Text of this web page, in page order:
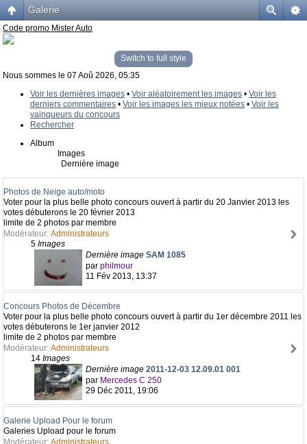
Galerie
Code promo Mister Auto
Switch to full style
Nous sommes le 07 Aoû 2026, 05:35
Voir les dernières images • Voir aléatoirement les images • Voir les
derniers commentaires • Voir les images les mieux notées • Voir les
vainqueurs du concours
Rechercher
Album
Images
Dernière image
Photos de Neige auto/moto
Voter pour la plus belle photo concours ouvert à partir du 20 Janvier 2013 les
votes débuterons le 20 février 2013
limite de 2 photos par membre
Modérateur: Administrateurs
5 Images
Dernière image SAM 1085
par philmour
11 Fév 2013, 13:37
Concours Photos de Décembre
Voter pour la plus belle photo concours ouvert à partir du 1er décembre 2011 les
votes débuterons le 1er janvier 2012
limite de 2 photos par membre
Modérateur: Administrateurs
14 Images
Dernière image 2011-12-03 12.09.01 001
par Mercedes C 250
29 Déc 2011, 19:06
Galerie Upload Pour le forum
Galeries Upload pour le forum
Modérateur: Administrateurs